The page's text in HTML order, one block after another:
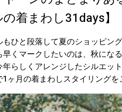
着まわし31days】
もひと段落して夏のショッピン
早くマークしたいのは、秋にな
年らしくアレンジしたシルエッ
1ヶ月の着まわしスタイリングを